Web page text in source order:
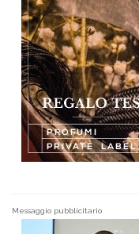
Messaggio pubblicitario